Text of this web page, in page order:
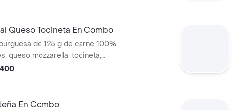
Queso Tocineta En Combo
de 125 g de carne 100%
queso mozzarella, tocineta,
en rodajas, cebolla en rodajas,
En Combo